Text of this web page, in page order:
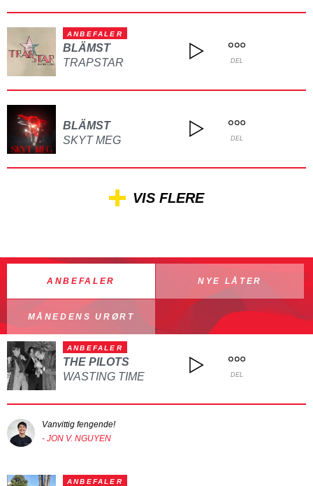
ANBEFALER
BLÄMST
TRAPSTAR
DEL
BLÄMST
SKYT MEG
DEL
VIS FLERE
ANBEFALER NYE LÅTER
MÅNEDENS URØRT
ANBEFALER
THE PILOTS
WASTING TIME
DEL
Vanvittig fengende!
- JON V. NGUYEN
ANBEFALER